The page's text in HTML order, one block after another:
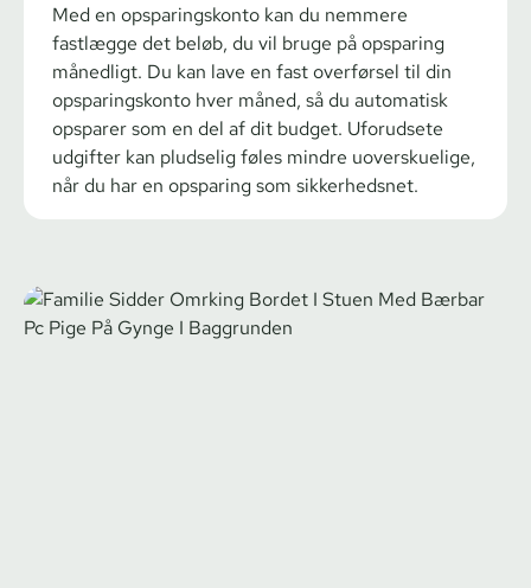
Med en opsparingskonto kan du nemmere
fastlægge det beløb, du vil bruge på opsparing
månedligt. Du kan lave en fast overførsel til din
opsparingskonto hver måned, så du automatisk
opsparer som en del af dit budget. Uforudsete
udgifter kan pludselig føles mindre uoverskuelige,
når du har en opsparing som sikkerhedsnet.